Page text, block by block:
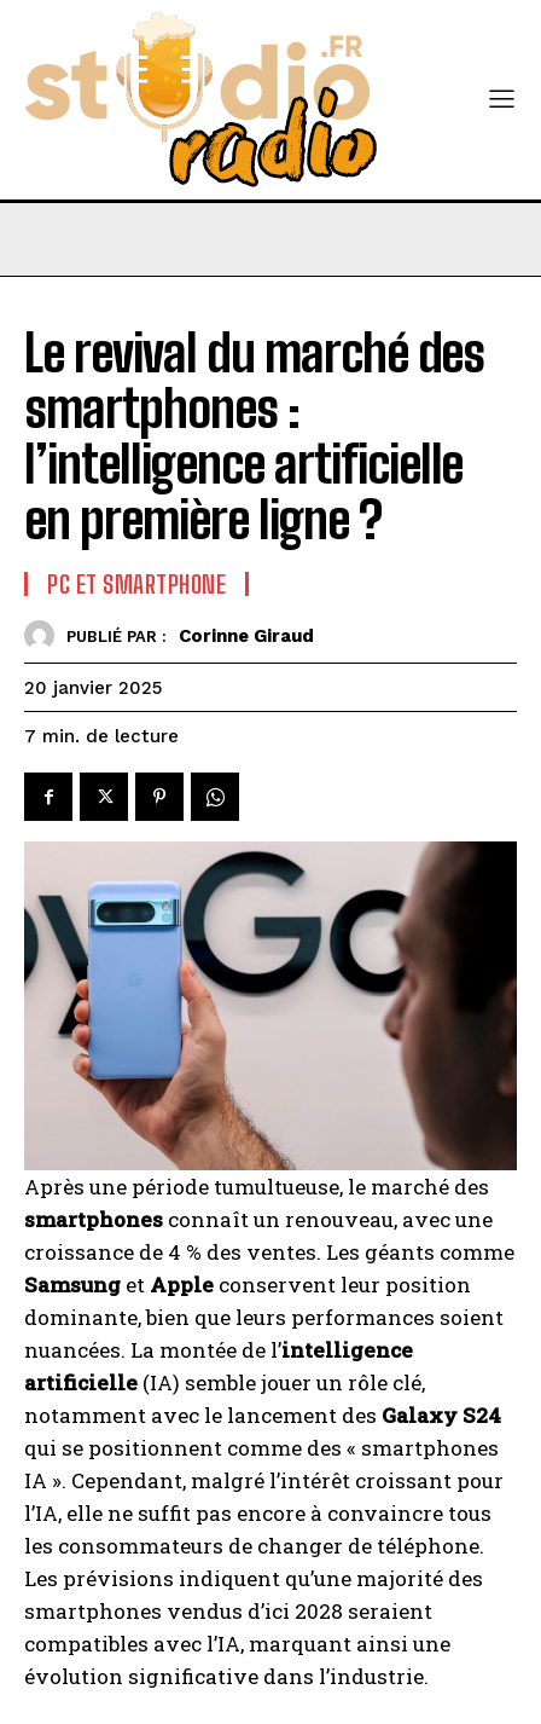
Le revival du marché des
smartphones :
l’intelligence artificielle
en première ligne ?
PC ET SMARTPHONE
PUBLIÉ PAR : Corinne Giraud
20 janvier 2025
7 min. de lecture
Après une période tumultueuse, le marché des
smartphones connaît un renouveau, avec une
croissance de 4 % des ventes. Les géants comme
Samsung et Apple conservent leur position
dominante, bien que leurs performances soient
nuancées. La montée de l’intelligence
artificielle (IA) semble jouer un rôle clé,
notamment avec le lancement des Galaxy S24
qui se positionnent comme des « smartphones
IA ». Cependant, malgré l’intérêt croissant pour
l’IA, elle ne suffit pas encore à convaincre tous
les consommateurs de changer de téléphone.
Les prévisions indiquent qu’une majorité des
smartphones vendus d’ici 2028 seraient
compatibles avec l’IA, marquant ainsi une
évolution significative dans l’industrie.